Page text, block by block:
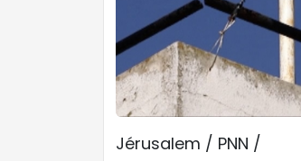
Jérusalem / PNN /